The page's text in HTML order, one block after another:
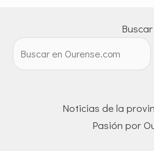
Buscar
Noticias de la
Pasión por